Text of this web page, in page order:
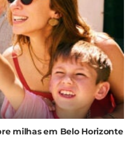
milhas em Belo Horizonte